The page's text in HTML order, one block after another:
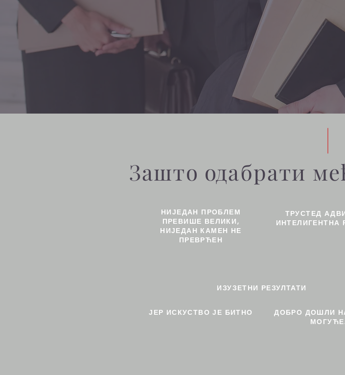
Зашто одабрати
НИЈЕДАН ПРОБЛЕМ
ПРЕВИШЕ ВЕЛИКИ,
НИЈЕДАН КАМЕН НЕ
ПРЕВРЋЕН
ТРУСТЕД
ИНТЕЛИГЕНТНА
ИЗУЗЕТНИ РЕЗУЛТАТИ
ЈЕР ИСКУСТВО ЈЕ БИТНО
ДОБРО ДОШЛИ
МОГУЋЕ.